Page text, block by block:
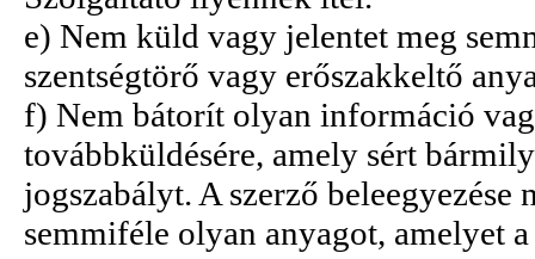
e) Nem küld vagy jelentet meg
szentségtörő vagy erőszakkeltő
f) Nem bátorít olyan információ
továbbküldésére, amely sért
jogszabályt. A szerző
semmiféle olyan anyagot, amelyet